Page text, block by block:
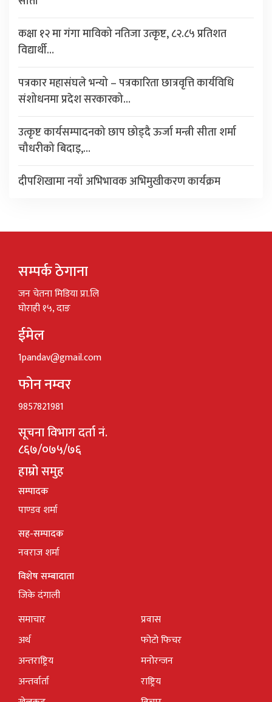
कक्षा १२ मा गंगा माविको नतिजा उत्कृष्ट, ८२.८५ प्रतिशत
विद्यार्थी…
पत्रकार महासंघले भन्यो – पत्रकारिता छात्रवृत्ति कार्यविधि
संशोधनमा प्रदेश सरकारको…
उत्कृष्ट कार्यसम्पादनको छाप छोड्दै ऊर्जा मन्त्री सीता शर्मा
चौधरीको बिदाइ,…
दीपशिखामा नयाँ अभिभावक अभिमुखीकरण कार्यक्रम
सम्पर्क ठेगाना
जन चेतना मिडिया प्रा.लि
घोराही १५, दाङ
ईमेल
1pandav@gmail.com
फोन नम्वर
9857821981
सूचना विभाग दर्ता नं.
८६७/०७५/७६
हाम्रो समुह
सम्पादक
पाण्डव शर्मा
सह-सम्पादक
नवराज शर्मा
विशेष सम्बादाता
जिके दंगाली
समाचार
अर्थ
अन्तराष्ट्रिय
अन्तर्वार्ता
प्रवास
फोटो फिचर
मनोरन्जन
राष्ट्रिय